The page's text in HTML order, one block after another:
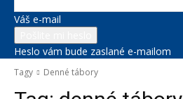
Váš e-mail
Heslo vám bude zaslané e-mailom
Tagy Denné tábory